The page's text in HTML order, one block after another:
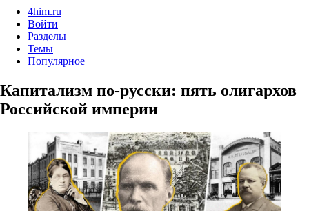
4him.ru
Войти
Разделы
Темы
Популярное
Капитализм по-русски: пять олигархов
Российской империи